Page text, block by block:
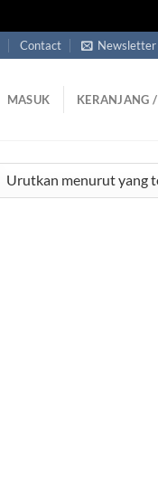
Contact Newsletter
MASUK KERANJANG /